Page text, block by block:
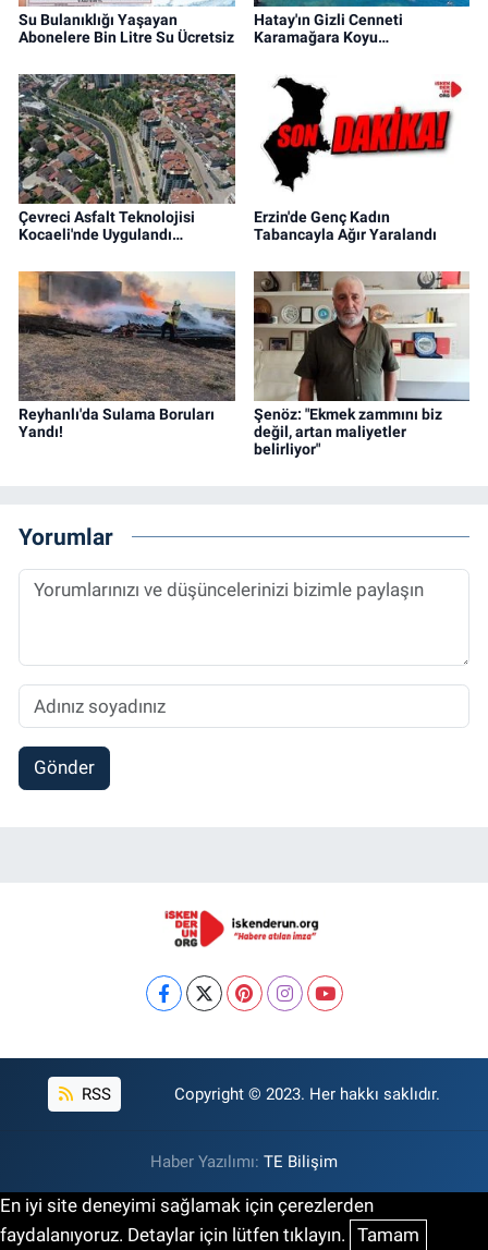
Su Bulanıklığı Yaşayan
Abonelere Bin Litre Su Ücretsiz
Hatay'ın Gizli Cenneti
Karamağara Koyu…
Çevreci Asfalt Teknolojisi
Kocaeli'nde Uygulandı…
Erzin'de Genç Kadın
Tabancayla Ağır Yaralandı
Reyhanlı'da Sulama Boruları
Yandı!
Şenöz: "Ekmek zammını biz
değil, artan maliyetler
belirliyor"
Yorumlar
Gönder
RSS Copyright © 2023. Her hakkı saklıdır.
Haber Yazılımı: TE Bilişim
En iyi site deneyimi sağlamak için çerezlerden
faydalanıyoruz. Detaylar için lütfen tıklayın. Tamam